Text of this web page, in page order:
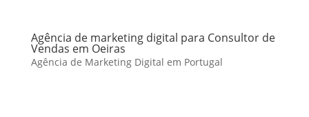
Agência de marketing digital para Consultor de
Vendas em Oeiras
Agência de Marketing Digital em Portugal